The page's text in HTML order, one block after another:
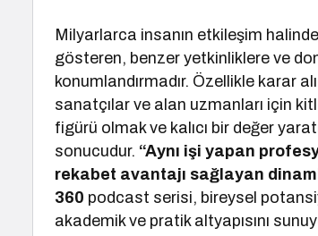
Milyarlarca insanın etkileşim
gösteren, benzer yetkinliklere ve
konumlandırmadır. Özellikle karar
sanatçılar ve alan uzmanları için
figürü olmak ve kalıcı bir değer
sonucudur. “Aynı işi yapan
rekabet avantajı sağlayan
360 podcast serisi, bireysel
akademik ve pratik altyapısını